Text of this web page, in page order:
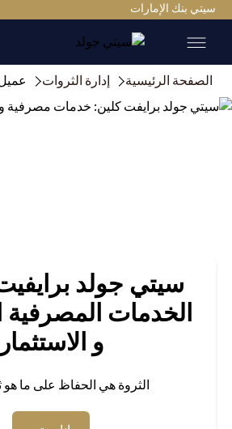
سيتي بنك الإمارات
الصفحة الرئيسية إدارة الثروات
سيتي جولد
الخدمات
و الاستثمار
الثروة هي الحفاظ على ما هو